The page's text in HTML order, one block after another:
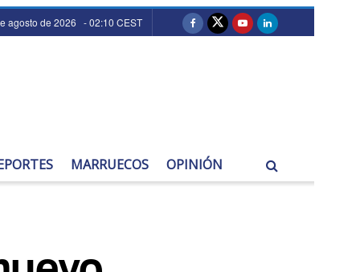
agosto de 2026 - 02:10 CEST
MARRUECOS OPINIÓN